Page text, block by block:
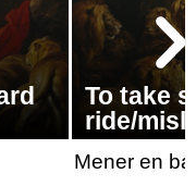
LICENSES
To take
ride/
Mener en